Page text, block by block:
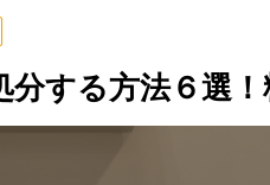
する方法６選